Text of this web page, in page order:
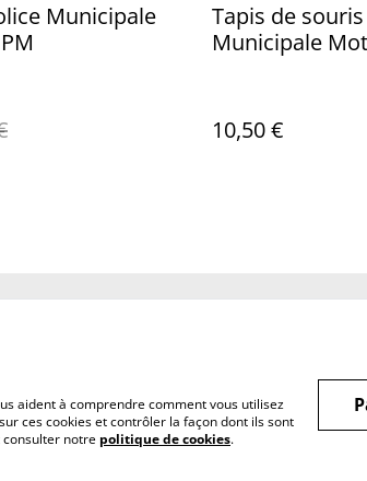
Municipale
Tapis de
Municipale
10,50 €
aident à comprendre comment vous utilisez
ces cookies et contrôler la façon dont ils sont
consulter notre politique de cookies.